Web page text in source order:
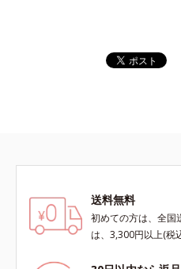
送料無料
初めての方は、全国
は、3,300円以上(税